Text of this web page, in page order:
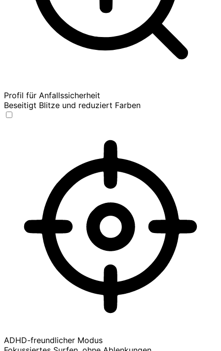
Profil für Anfallssicherheit
Beseitigt Blitze und reduziert Farben
ADHD-freundlicher Modus